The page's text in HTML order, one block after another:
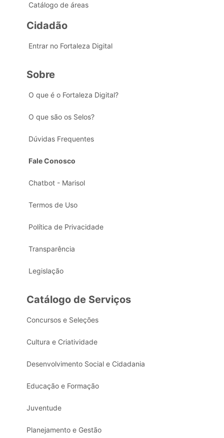
Catálogo de áreas
Cidadão
Entrar no Fortaleza Digital
Sobre
O que é o Fortaleza Digital?
O que são os Selos?
Dúvidas Frequentes
Fale Conosco
Chatbot - Marisol
Termos de Uso
Política de Privacidade
Transparência
Legislação
Catálogo de Serviços
Concursos e Seleções
Cultura e Criatividade
Desenvolvimento Social e Cidadania
Educação e Formação
Juventude
Planejamento e Gestão